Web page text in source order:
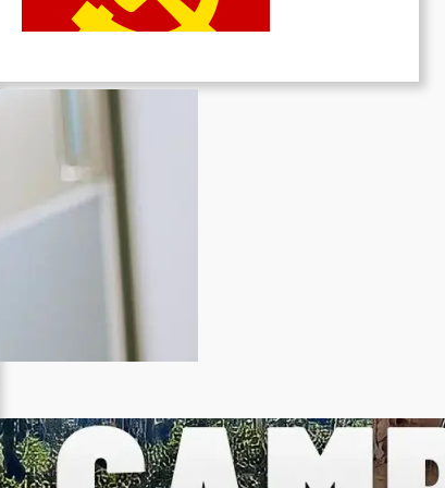
Juni 19, 2026